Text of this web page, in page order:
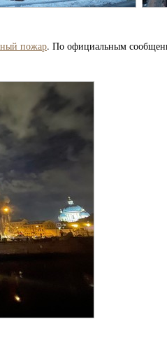
пожар. По официальным